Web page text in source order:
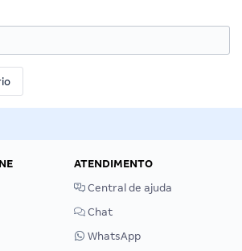
ATENDIMENTO
Central de ajuda
Chat
WhatsApp